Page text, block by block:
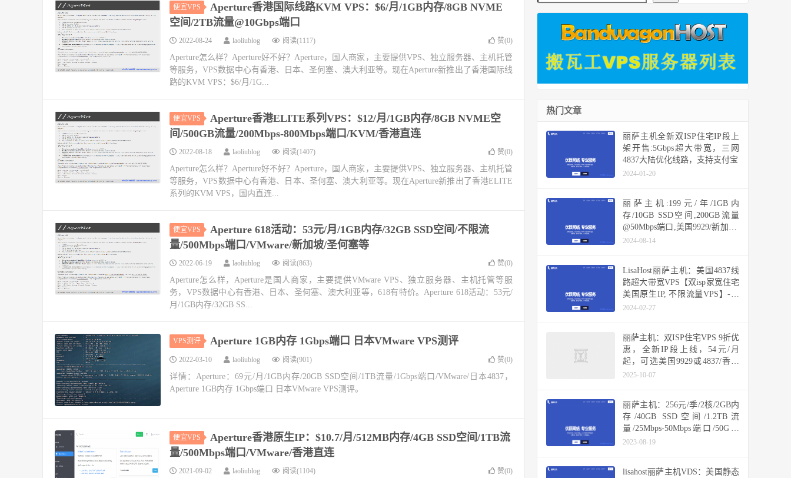
便宜VPS
Aperture香港国际线路KVM VPS：$6/月/1GB内存/8GB NVME
空间/2TB流量@10Gbps端口
2022-08-24 laoliublog 阅读(1117) 赞(0)
Aperture怎么样？Aperture好不好？Aperture，国人商家，主要提供VPS、独立服务器、主机托管
等服务，VPS数据中心有香港、日本、圣何塞、澳大利亚等。现在Aperture新推出了香港国际线
路的KVM VPS：$6/月/1G...
便宜VPS
Aperture香港ELITE系列VPS：$12/月/1GB内存/8GB NVME空
间/500GB流量/200Mbps-800Mbps端口/KVM/香港直连
2022-08-18 laoliublog 阅读(1407) 赞(0)
Aperture怎么样？Aperture好不好？Aperture，国人商家，主要提供VPS、独立服务器、主机托管
等服务，VPS数据中心有香港、日本、圣何塞、澳大利亚等。现在Aperture新推出了香港ELITE
系列的KVM VPS，国内直连...
便宜VPS
Aperture 618活动：53元/月/1GB内存/32GB SSD空间/不限流
量/500Mbps端口/VMware/新加坡/圣何塞等
2022-06-19 laoliublog 阅读(863) 赞(0)
Aperture怎么样，Aperture是国人商家，主要提供VMware VPS、独立服务器、主机托管等服
务，VPS数据中心有香港、日本、圣何塞、澳大利亚等，618有特价。Aperture 618活动：53元/
月/1GB内存/32GB SS...
VPS测评 Aperture 1GB内存 1Gbps端口 日本VMware VPS测评
2022-03-10 laoliublog 阅读(901) 赞(0)
详情：Aperture：69元/月/1GB内存/20GB SSD空间/1TB流量/1Gbps端口/VMware/日本4837，
Aperture 1GB内存 1Gbps端口 日本VMware VPS测评。
便宜VPS
Aperture香港原生IP：$10.7/月/512MB内存/4GB SSD空间/1TB流
量/500Mbps端口/VMware/香港直连
2021-09-02 laoliublog 阅读(1104) 赞(0)
热门文章
丽萨主机全新双ISP住宅IP段上
架开售:5Gbps超大带宽，三网
4837大陆优化线路，支持支付宝
2024-01-20
丽萨主机:199元/年/1GB内
存/10GB SSD空间,200GB流量
@50Mbps端口,美国9929/新加坡/
台湾
2024-08-14
LisaHost丽萨主机：美国4837线
路超大带宽VPS【双isp家宽住宅
美国原生IP, 不限流量VPS】-全
新双ISP住宅IP段
2024-02-27
丽萨主机：双ISP住宅VPS 9折优
惠，全新IP段上线，54元/月
起，可选美国9929或4837/香港
CMI/台湾省/新加坡/日本原生IP
2025-10-07
丽萨主机：256元/季/2核/2GB内
存/40GB SSD空间/1.2TB流
量/25Mbps-50Mbps端口/50G防
御/KVM/洛杉矶CERA CN2 GIA
2023-08-19
lisahost丽萨主机VDS：美国静态